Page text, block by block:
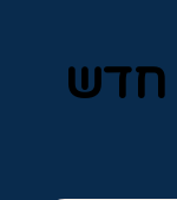
חדש